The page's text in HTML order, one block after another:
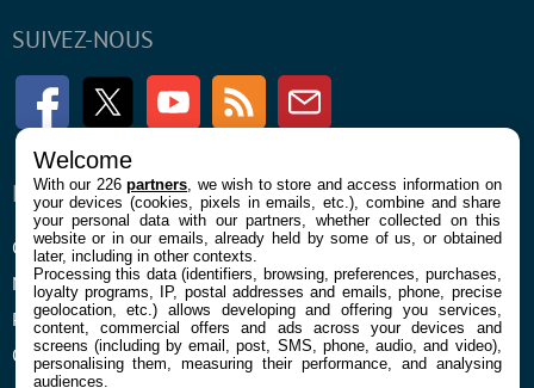
SUIVEZ-NOUS
FacebookTwitter Youtube RSS Newsletter
ENTREPRISE
Confidentialité et Cookies
Mentions légales et CGU
Préférences Cookies
Qui sommes nous
À PROPOS
Contact
Welcome
With our 226partners , we wish to store and access information on
your devices (cookies, pixels in emails, etc.), combine and share
your personal data with our partners, whether collected on this
website or in our emails, already held by some of us, or obtained
later, including in other contexts.
Processing this data (identifiers, browsing, preferences, purchases,
loyalty programs, IP, postal addresses and emails, phone, precise
geolocation, etc.) allows developing and offering you services,
content, commercial offers and ads across your devices and
screens (including by email, post, SMS, phone, audio, and video),
personalising them, measuring their performance, and analysing
audiences.